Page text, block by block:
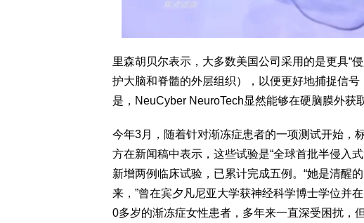
里森胡贝尔表示，大多数美国公司采用的是更具“
护大脑和脊髓的外层组织），以便更好地捕捉信
是，NeuCyber NeuroTech显然能够在硬脑膜外获
今年3月，随着针对渐冻症患者的一项测试开始，
方在新闻稿中表示，这些试验是“全球首批半侵入
新增两例临床试验，已累计完成五例。“她是清醒
来，”曾在宾夕凡尼亚大学获神经科学博士学位并
0多岁的渐冻症女性患者，多年来一直深受困扰，